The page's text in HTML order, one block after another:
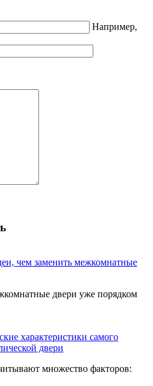
Например,
чем заменить межкомнатные
двери уже порядком
характеристики самого
двери
множество факторов: